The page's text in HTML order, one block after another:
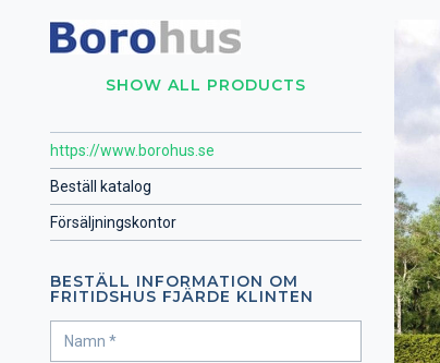
SHOW ALL PRODUCTS
https://www.borohus.se
Beställ katalog
Försäljningskontor
BESTÄLL INFORMATION OM
FRITIDSHUS FJÄRDE KLINTEN